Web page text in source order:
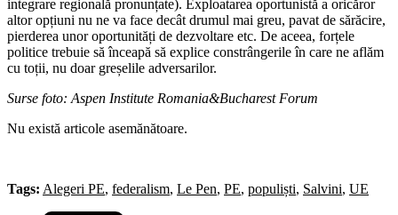
integrare regională pronunțate). Exploatarea oportunistă a oricăror
altor opțiuni nu ne va face decât drumul mai greu, pavat de sărăcire,
pierderea unor oportunități de dezvoltare etc. De aceea, forțele
politice trebuie să înceapă să explice constrângerile în care ne aflăm
cu toții, nu doar greșelile adversarilor.
Surse foto: Aspen Institute Romania&Bucharest Forum
Nu există articole asemănătoare.
Tags: Alegeri PE, federalism, Le Pen, PE, populiști, Salvini, UE